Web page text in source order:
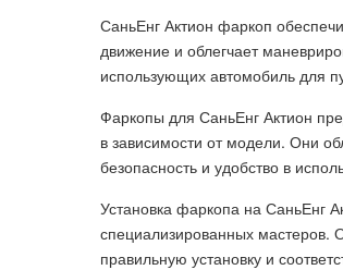
СаньЕнг Актион фаркоп
движение и облегчает
использующих автомобиль для
Фаркопы для СаньЕнг Актион
в зависимости от модели. Они
безопасность и удобство в
Установка фаркопа на СаньЕнг
специализированных мастеров.
правильную установку и